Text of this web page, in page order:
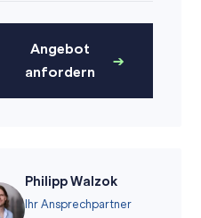
Angebot
anfordern
Philipp Walzok
Ihr Ansprechpartner